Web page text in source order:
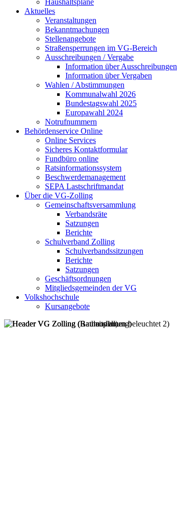
Haushaltspläne
Aktuelles
Veranstaltungen
Bekanntmachungen
Stellenangebote
Straßensperrungen im VG-Bereich
Ausschreibungen / Vergabe
Information über Ausschreibungen
Information über Vergaben
Wahlen / Abstimmungen
Kommunalwahl 2026
Bundestagswahl 2025
Europawahl 2024
Notrufnummern
Behördenservice Online
Online Services
Sicheres Kontaktformular
Fundbüro online
Ratsinformationssystem
Beschwerdemanagement
SEPA Lastschriftmandat
Über die VG-Zolling
Gemeinschaftsversammlung
Verbandsräte
Satzungen
Berichte
Schulverband Zolling
Schulverbandssitzungen
Berichte
Satzungen
Geschäftsordnungen
Mitgliedsgemeinden der VG
Volkshochschule
Kursangebote